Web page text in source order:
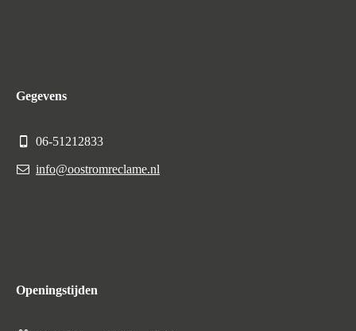
Gegevens
06-51212833
info@oostromreclame.nl
Openingstijden